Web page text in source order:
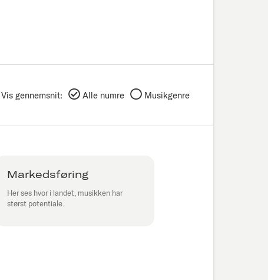
Vis gennemsnit: Alle numre Musikgenre
Markedsføring
Her ses hvor i landet, musikken har
størst potentiale.